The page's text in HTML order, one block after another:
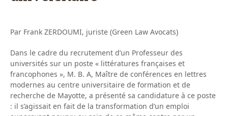
Par Frank ZERDOUMI, juriste (Green Law Avocats)
Dans le cadre du recrutement d’un Professeur des
universités sur un poste « littératures françaises et
francophones », M. B. A, Maître de conférences en lettres
modernes au centre universitaire de formation et de
recherche de Mayotte, a présenté sa candidature à ce poste
: il s’agissait en fait de la transformation d’un emploi